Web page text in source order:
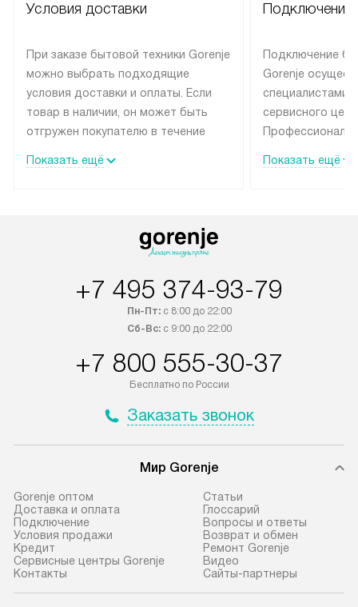
Условия доставки
При заказе бытовой техники Gorenje
можно выбрать подходящие
условия доставки и оплаты. Если
товар в наличии, он может быть
отгружен покупателю в течение
лейблом доставляется бесплатно
Возможна доставка товаров по
Показать ещё
Подключение
Подключение
Gorenje
специалистами
сервисного
эксплуатации
Показать ещё
+7 495 374-93-79
Пн-Пт:с 8:00 до 22:00
Сб-Вс:с 9:00 до 22:00
+7 800 555-30-37
Бесплатно по России
Заказать звонок
Мир Gorenje
Gorenje оптом
Доставка и оплата
Подключение
Условия продажи
Кредит
Сервисные центры Gorenje
Контакты
Cтатьи
Глоссарий
Вопросы и ответы
Возврат и обмен
Ремонт Gorenje
Видео
Сайты-партнеры